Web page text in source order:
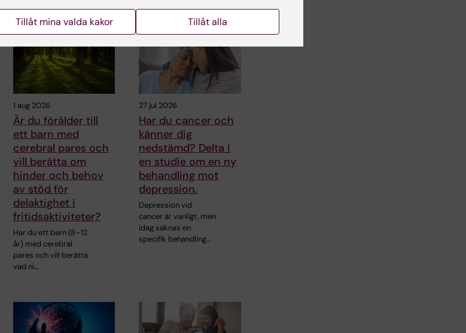
1 aug 2026
Är du förälder till
ett barn med
cerebral pares och
vill berätta om
hinder och behov
av stöd för
delaktighet i
fritidsaktiviteter?
Har du ett barn (8–12
år) med cerebral
pares och vill berätta
vad ni…
27 jul 2026
Har du cancer och
känner dig
nedstämd? Delta i
en studie om en ny
behandling mot
depression.
Depression vid
cancer är vanligt, men
idag saknas en
specifik behandling…
Tillåt mina valda kakor Tillåt alla